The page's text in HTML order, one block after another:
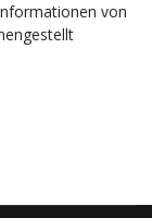
von